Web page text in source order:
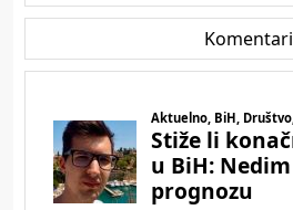
Komentari